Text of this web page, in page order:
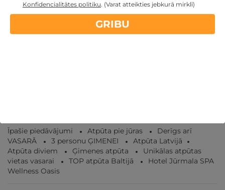
Nakts Jūrmalā ar SPA atpūtu DIVIEM
Īpašie piedāvājumi Atpūta pie jūras
Derīgs arī
VASARĀ
3 personu ĢIMENEI
Atpūta Latvijā
Atpūta diviem
Ģimenes atpūta
Unikālas atpūtas
vietas vasarai
TOP atpūta Baltijā
Hotel Jūrmala SPA
Wellness Oasis
Konfidencialitātes politiku. (Varat atteikties jebkurā mirklī)
GRIBU